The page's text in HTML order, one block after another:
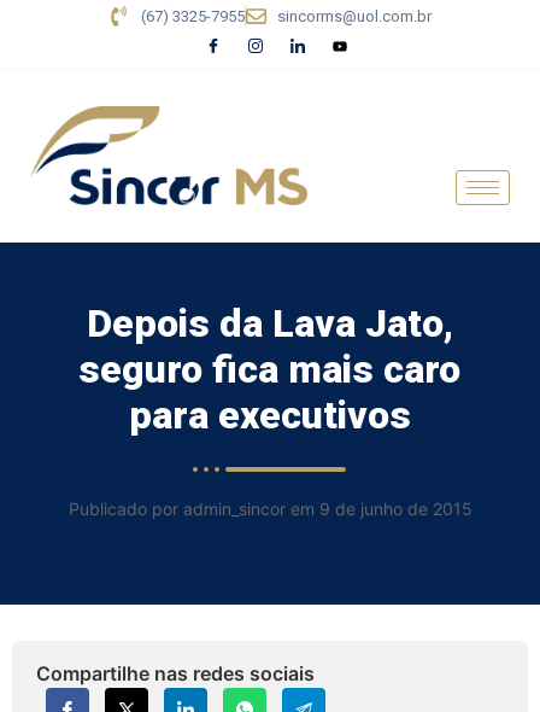
(67) 3325-7955 sincorms@uol.com.br
Depois da Lava Jato,
seguro fica mais caro
para executivos
Publicado por admin_sincor em 9 de junho de 2015
Compartilhe nas redes sociais